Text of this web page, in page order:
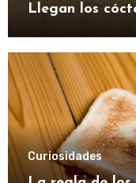
Llegan los
Curiosidades